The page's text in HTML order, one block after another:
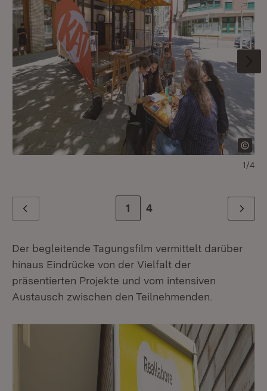
1/4
Zur Seite
1 Zur letzten Seite
4 Weiter
Der begleitende Tagungsfilm vermittelt darüber
hinaus Eindrücke von der Vielfalt der
präsentierten Projekte und vom intensiven
Austausch zwischen den Teilnehmenden.